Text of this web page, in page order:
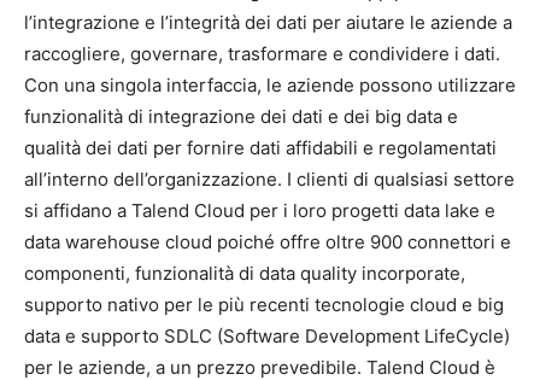
l’integrazione e l’integrità dei dati per aiutare le aziende a
raccogliere, governare, trasformare e condividere i dati.
Con una singola interfaccia, le aziende possono utilizzare
funzionalità di integrazione dei dati e dei big data e
qualità dei dati per fornire dati affidabili e regolamentati
all’interno dell’organizzazione. I clienti di qualsiasi settore
si affidano a Talend Cloud per i loro progetti data lake e
data warehouse cloud poiché offre oltre 900 connettori e
componenti, funzionalità di data quality incorporate,
supporto nativo per le più recenti tecnologie cloud e big
data e supporto SDLC (Software Development LifeCycle)
per le aziende, a un prezzo prevedibile. Talend Cloud è